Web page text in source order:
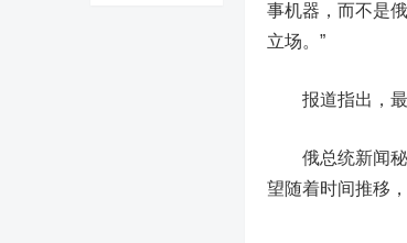
事机器，而不是
立场。”
报道指出，最
俄总统新闻秘
望随着时间推移